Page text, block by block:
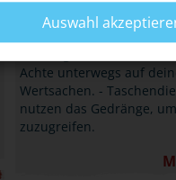
Gehst Du auch gerne auf
Achte unterwegs auf
Wertsachen. -
nutzen das Gedränge, um
zuzugreifen.
Auswahl